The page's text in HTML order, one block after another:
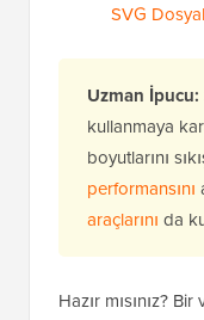
SVG
Uzman İpucu:
kullanmaya
boyutlarını
performansını
araçlarını da
Hazır mısınız?